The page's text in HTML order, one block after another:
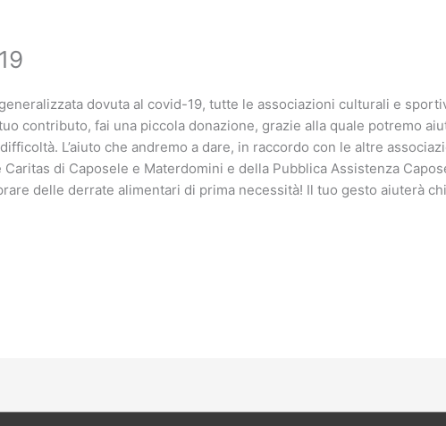
dovuta al covid-19, tutte le associazioni culturali e
contributo, fai una piccola donazione, grazie alla quale potremo
L’aiuto che andremo a dare, in raccordo con le altre
di Caposele e Materdomini e della Pubblica Assistenza
delle derrate alimentari di prima necessità! Il tuo gesto aiuterà